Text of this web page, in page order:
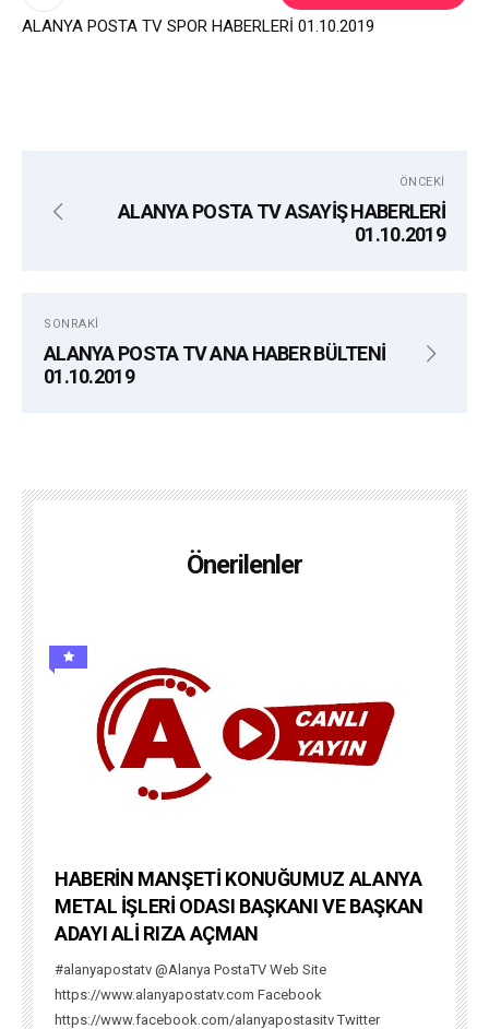
ALANYA POSTA TV SPOR HABERLERİ 01.10.2019
ÖNCEKI
ALANYA POSTA TV ASAYİŞ HABERLERİ
01.10.2019
SONRAKI
ALANYA POSTA TV ANA HABER BÜLTENİ
01.10.2019
Önerilenler
HABERİN MANŞETİ KONUĞUMUZ ALANYA
METAL İŞLERİ ODASI BAŞKANI VE BAŞKAN
ADAYI ALİ RIZA AÇMAN
#alanyapostatv @Alanya PostaTV Web Site
https://www.alanyapostatv.com Facebook
https://www.facebook.com/alanyapostasitv Twitter